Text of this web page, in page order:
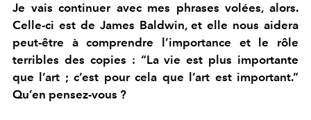
Je vais continuer avec mes phrases volées, alors.
Celle-ci est de James Baldwin, et elle nous aidera
peut-être à comprendre l’importance et le rôle
terribles des copies : “La vie est plus importante
que l’art ; c’est pour cela que l’art est important.”
Qu’en pensez-vous ?